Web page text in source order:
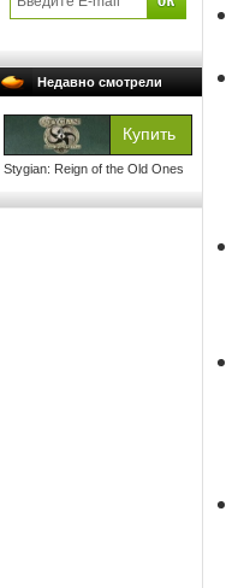
Недавно смотрели
Stygian: Reign of the Old Ones